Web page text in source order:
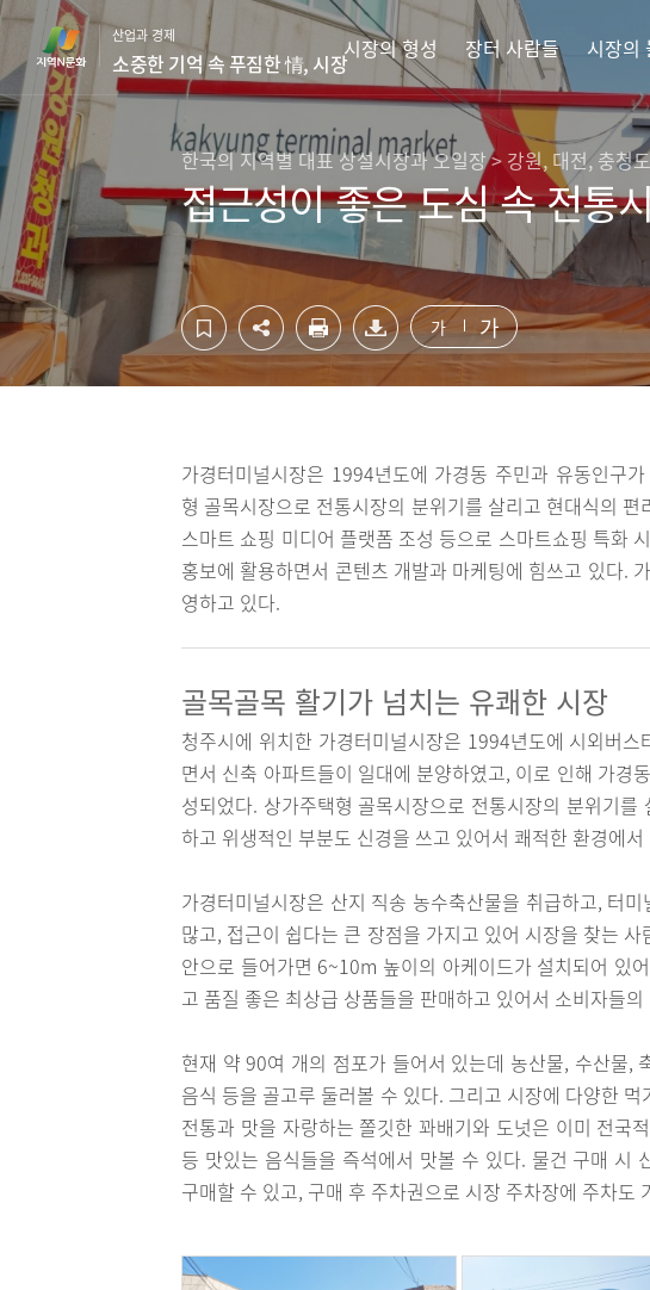
컨
츠
영
역
바
로
가
하
영
역
바
로
가
기
산업과 경제
소중한 기억 속 푸짐한 情, 시장
시장의 형성 장터 사람들 시장의
한국의 지역별 대표 상설시장과 오일장 > 강원, 대전, 충청
접근성이 좋은 도심 속 전통
가 가
가경터미널시장은 1994년도에 가경동 주민과 유동인구
형 골목시장으로 전통시장의 분위기를 살리고 현대식의
스마트 쇼핑 미디어 플랫폼 조성 등으로 스마트쇼핑 특화
홍보에 활용하면서 콘텐츠 개발과 마케팅에 힘쓰고 있다.
영하고 있다.
골목골목 활기가 넘치는 유쾌한 시장
청주시에 위치한 가경터미널시장은 1994년도에 시외버
면서 신축 아파트들이 일대에 분양하였고, 이로 인해 가경
성되었다. 상가주택형 골목시장으로 전통시장의 분위기
하고 위생적인 부분도 신경을 쓰고 있어서 쾌적한 환경에
가경터미널시장은 산지 직송 농수축산물을 취급하고, 터
많고, 접근이 쉽다는 큰 장점을 가지고 있어 시장을 찾는
안으로 들어가면 6~10m 높이의 아케이드가 설치되어 있
고 품질 좋은 최상급 상품들을 판매하고 있어서 소비자들
현재 약 90여 개의 점포가 들어서 있는데 농산물, 수산물,
음식 등을 골고루 둘러볼 수 있다. 그리고 시장에 다양한
전통과 맛을 자랑하는 쫄깃한 꽈배기와 도넛은 이미 전국
등 맛있는 음식들을 즉석에서 맛볼 수 있다. 물건 구매 시
구매할 수 있고, 구매 후 주차권으로 시장 주차장에 주차도